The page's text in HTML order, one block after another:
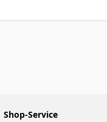
Shop-Service